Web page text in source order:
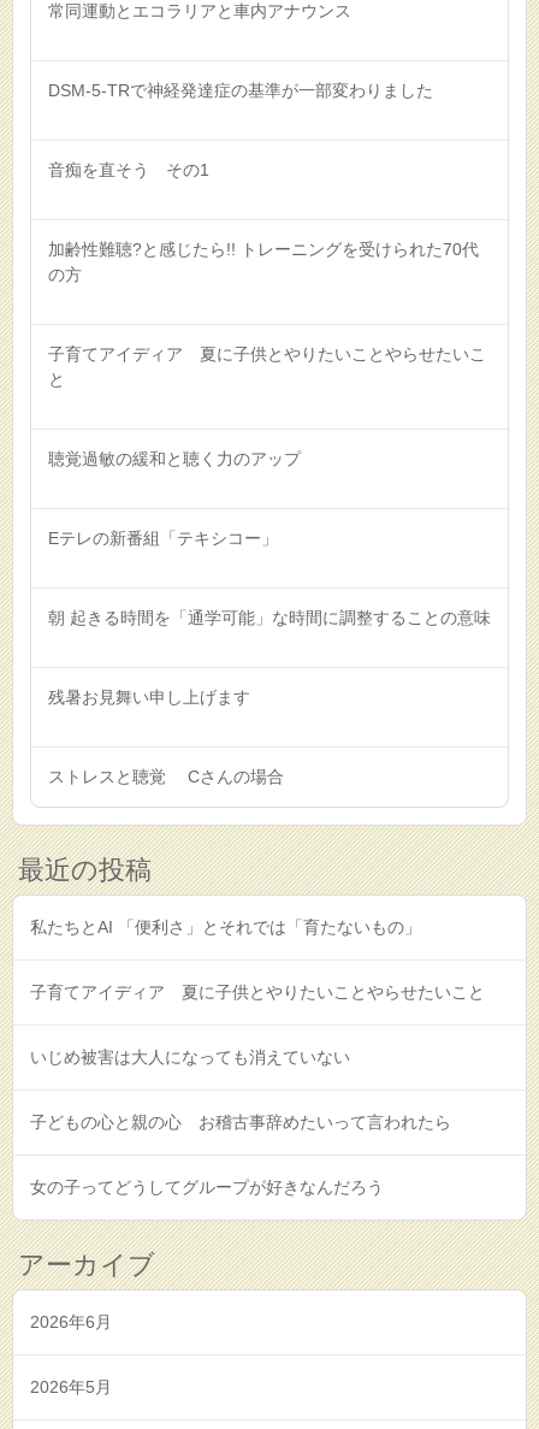
常同運動とエコラリアと車内アナウンス
DSM-5-TRで神経発達症の基準が一部変わりました
音痴を直そう その1
加齢性難聴?と感じたら!! トレーニングを受けられた70代
の方
子育てアイディア 夏に子供とやりたいことやらせたいこ
と
聴覚過敏の緩和と聴く力のアップ
Eテレの新番組「テキシコー」
朝 起きる時間を「通学可能」な時間に調整することの意味
残暑お見舞い申し上げます
ストレスと聴覚 Cさんの場合
最近の投稿
私たちとAI 「便利さ」とそれでは「育たないもの」
子育てアイディア 夏に子供とやりたいことやらせたいこと
いじめ被害は大人になっても消えていない
子どもの心と親の心 お稽古事辞めたいって言われたら
女の子ってどうしてグループが好きなんだろう
アーカイブ
2026年6月
2026年5月